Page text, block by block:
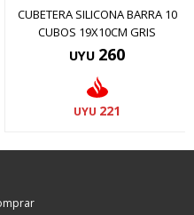
CUBETERA SILICONA BARRA 10
CUBOS 19X10CM GRIS
UYU 260
UYU 221